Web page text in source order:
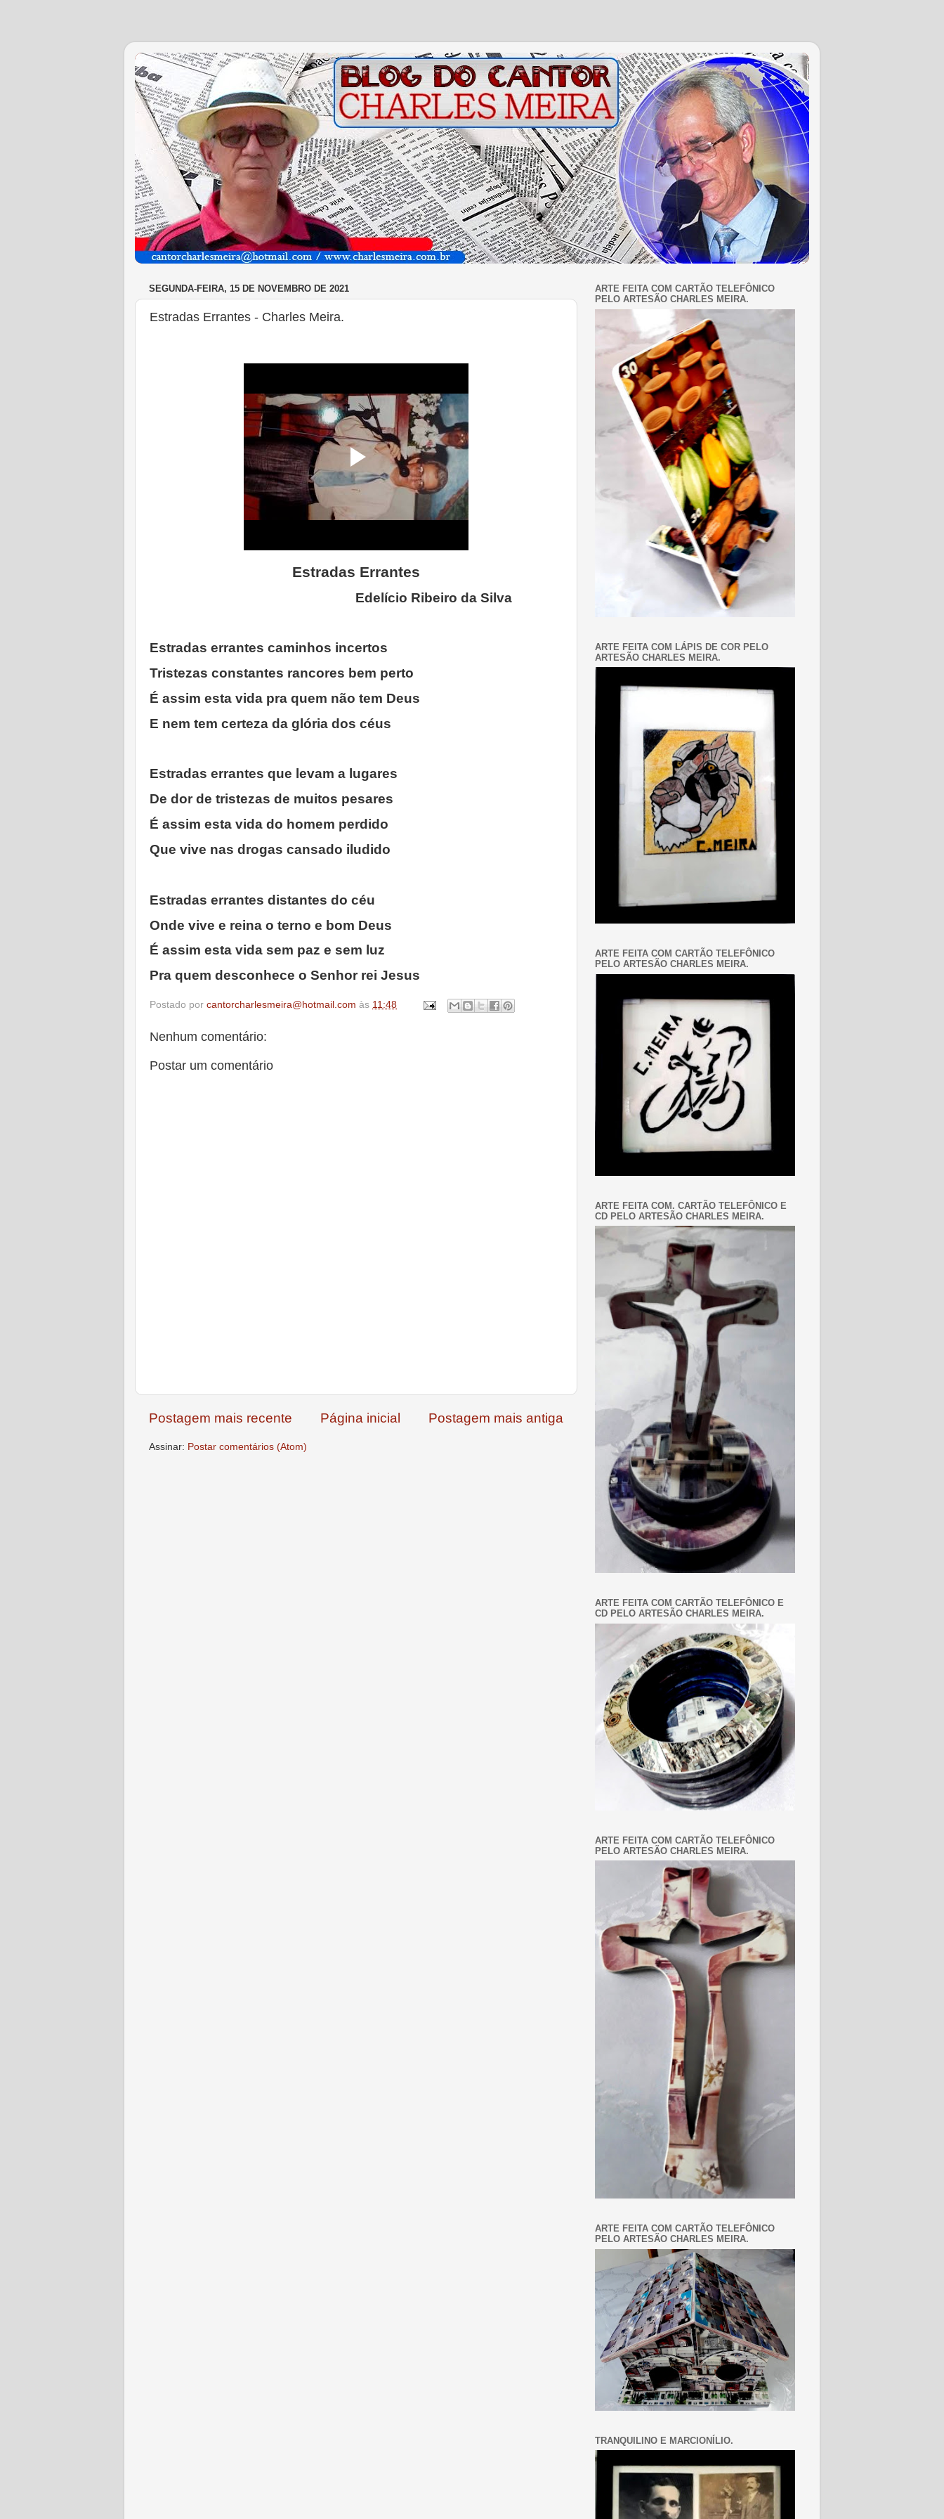
SEGUNDA-FEIRA, 15 DE NOVEMBRO DE 2021
Estradas Errantes - Charles Meira.
Estradas Errantes
Edelício Ribeiro da Silva
Estradas errantes caminhos incertos
Tristezas constantes rancores bem perto
É assim esta vida pra quem não tem Deus
E nem tem certeza da glória dos céus
Estradas errantes que levam a lugares
De dor de tristezas de muitos pesares
É assim esta vida do homem perdido
Que vive nas drogas cansado iludido
Estradas errantes distantes do céu
Onde vive e reina o terno e bom Deus
É assim esta vida sem paz e sem luz
Pra quem desconhece o Senhor rei Jesus
Postado por cantorcharlesmeira@hotmail.com às 11:48
Nenhum comentário:
Postar um comentário
Postagem mais recente Postagem mais antiga
Página inicial
Assinar: Postar comentários (Atom)
ARTE FEITA COM CARTÃO TELEFÔNICO
PELO ARTESÃO CHARLES MEIRA.
ARTE FEITA COM LÁPIS DE COR PELO
ARTESÃO CHARLES MEIRA.
ARTE FEITA COM CARTÃO TELEFÔNICO
PELO ARTESÃO CHARLES MEIRA.
ARTE FEITA COM. CARTÃO TELEFÔNICO E
CD PELO ARTESÃO CHARLES MEIRA.
ARTE FEITA COM CARTÃO TELEFÔNICO E
CD PELO ARTESÃO CHARLES MEIRA.
ARTE FEITA COM CARTÃO TELEFÔNICO
PELO ARTESÃO CHARLES MEIRA.
ARTE FEITA COM CARTÃO TELEFÔNICO
PELO ARTESÃO CHARLES MEIRA.
TRANQUILINO E MARCIONÍLIO.